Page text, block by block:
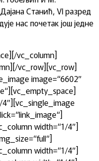
Станић, VI разред
нас почетак још једне
vc_column]
vc_row][vc_row]
image=“6602″
width=“1/4″]
width=“1/4″]